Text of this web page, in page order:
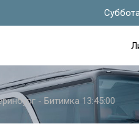
- Битимка 13:45:00